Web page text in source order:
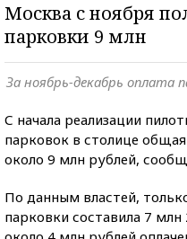
Москва с ноября
парковки 9 млн
За ноябрь-декабрь оплата
С начала реализации
парковок в столице
около 9 млн рублей,
По данным властей,
парковки составила 7